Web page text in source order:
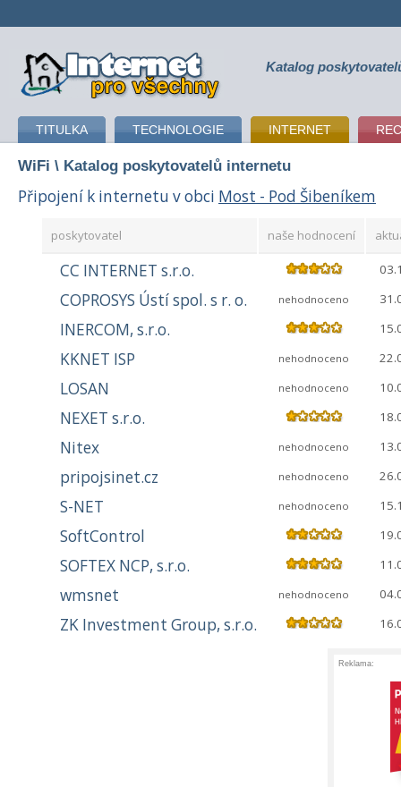
připojení k internetu Katalog
TITULKA TECHNOLOGIE INTERNET
WiFi \ Katalog poskytovatelů internetu
Připojení k internetu v obci Most - Pod Šibeníkem
poskytovatel naše hodnocení
CC INTERNET s.r.o.
COPROSYS Ústí spol. s r. o. nehodnoceno
INERCOM, s.r.o.
KKNET ISP nehodnoceno
LOSAN nehodnoceno
NEXET s.r.o.
Nitex nehodnoceno
pripojsinet.cz nehodnoceno
S-NET nehodnoceno
SoftControl
SOFTEX NCP, s.r.o.
wmsnet nehodnoceno
ZK Investment Group, s.r.o.
Reklama: